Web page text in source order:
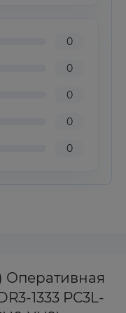
0
0
0
0
0
Оперативная
1333 PC3L-